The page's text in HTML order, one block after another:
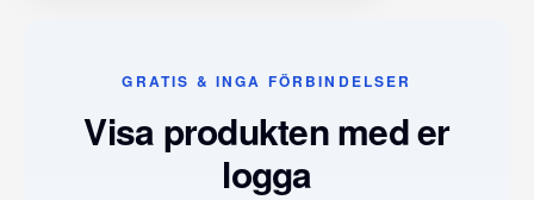
GRATIS & INGA FÖRBINDELSER
Visa produkten med er
logga